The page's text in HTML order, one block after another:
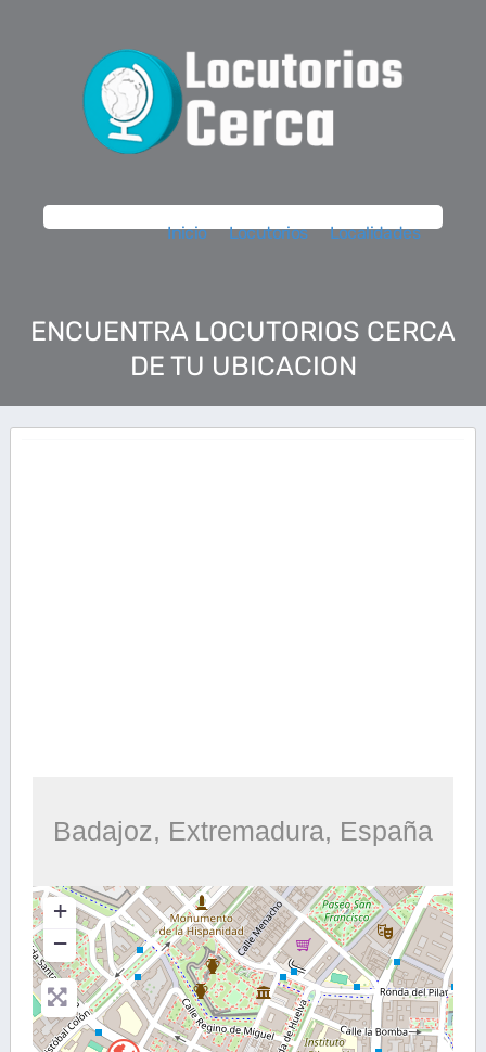
Inicio Locutorios Localidades
ENCUENTRA LOCUTORIOS CERCA
DE TU UBICACION
Badajoz, Extremadura, España
+
−